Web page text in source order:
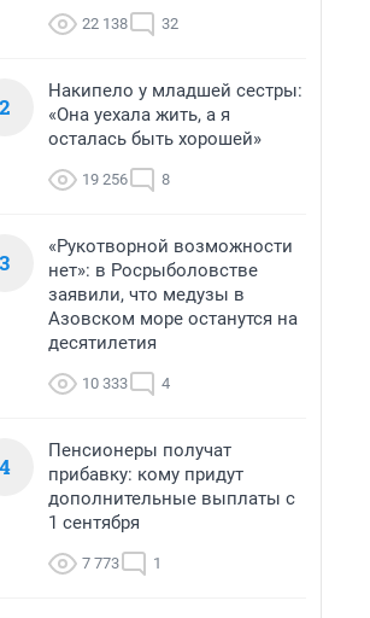
22 138 32
2
Накипело у младшей сестры:
«Она уехала жить, а я
осталась быть хорошей»
19 256 8
3
«Рукотворной возможности
нет»: в Росрыболовстве
заявили, что медузы в
Азовском море останутся на
десятилетия
10 333 4
4
Пенсионеры получат
прибавку: кому придут
дополнительные выплаты с
1 сентября
7 773 1